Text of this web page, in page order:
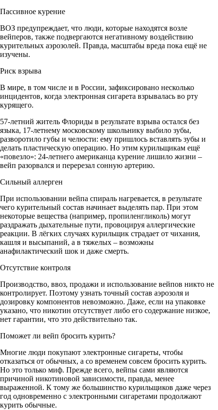
Пассивное курение
ВОЗ предупреждает, что люди, которые находятся возле
вейперов, также подвергаются негативному воздействию
курительных аэрозолей. Правда, масштабы вреда пока ещё не
изучены.
Риск взрыва
В мире, в том числе и в России, зафиксировано несколько
инцидентов, когда электронная сигарета взрывалась во рту
курящего.
57-летний житель Флориды в результате взрыва остался без
языка, 17-летнему московскому школьнику выбило зубы,
разворотило губы и челюсти: ему пришлось вставлять зубы и
делать пластическую операцию. Но этим курильщикам ещё
«повезло»: 24-летнего американца курение лишило жизни –
вейп разорвался и перерезал сонную артерию.
Сильный аллерген
При использовании вейпа спираль нагревается, в результате
чего курительный состав начинает выделять пар. При этом
некоторые вещества (например, пропиленгликоль) могут
раздражать дыхательные пути, провоцируя аллергические
реакции. В лёгких случаях курильщик страдает от чихания,
кашля и высыпаний, а в тяжелых – возможны
анафилактический шок и даже смерть.
Отсутствие контроля
Производство, ввоз, продажи и использование вейпов никто не
контролирует. Поэтому узнать точный состав аэрозоля и
дозировку компонентов невозможно. Даже, если на упаковке
указано, что никотин отсутствует либо его содержание низкое,
нет гарантии, что это действительно так.
Поможет ли вейп бросить курить?
Многие люди покупают электронные сигареты, чтобы
отказаться от обычных, а со временем совсем бросить курить.
Но это только миф. Прежде всего, вейпы сами являются
причиной никотиновой зависимости, правда, менее
выраженной. К тому же большинство курильщиков даже через
год одновременно с электронными сигаретами продолжают
курить обычные.